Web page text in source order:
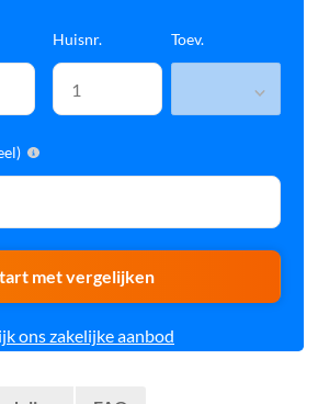
Huisnr. Toev.
met vergelijken
ons zakelijke aanbod